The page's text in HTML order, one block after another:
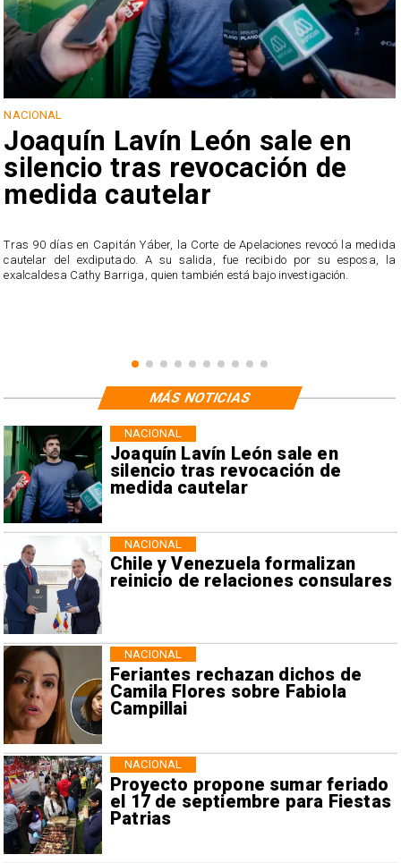
NACIONAL
Joaquín Lavín León sale en
silencio tras revocación de
medida cautelar
Tras 90 días en Capitán Yáber, la Corte de Apelaciones revocó la medida
cautelar del exdiputado. A su salida, fue recibido por su esposa, la
exalcaldesa Cathy Barriga, quien también está bajo investigación.
Joaquín Lavín León sale en
silencio tras revocación de
medida cautelar
NACIONAL
Chile y Venezuela formalizan
reinicio de relaciones consulares
NACIONAL
Feriantes rechazan dichos de
Camila Flores sobre Fabiola
Campillai
NACIONAL
Proyecto propone sumar feriado
el 17 de septiembre para Fiestas
Patrias
NACIONAL
MÁS NOTICIAS